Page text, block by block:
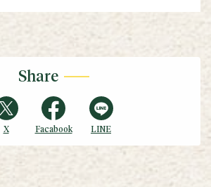
Share
X Facabook LINE